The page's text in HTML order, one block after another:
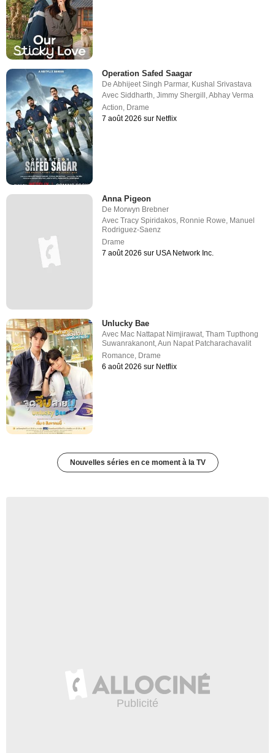
Operation Safed Saagar
DeAbhijeet Singh Parmar, Kushal Srivastava
AvecSiddharth,Jimmy Shergill ,Abhay Verma
Action, Drame
7 août 2026 sur Netflix
Anna Pigeon
De Morwyn Brebner
AvecTracy Spiridakos Ronnie Rowe Manuel
Rodriguez-Saenz
Drame
7 août 2026 sur USA Network Inc.
Unlucky Bae
Avec Mac Nattapat Nimjirawat,Tham Tupthong
Suwanrakanont,Aun Napat Patcharachavalit
Romance, Drame
6 août 2026 sur Netflix
Nouvelles séries en ce moment à la TV